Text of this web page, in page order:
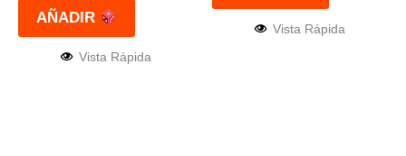
AÑADIR
Vista Rápida
Vista Rápida